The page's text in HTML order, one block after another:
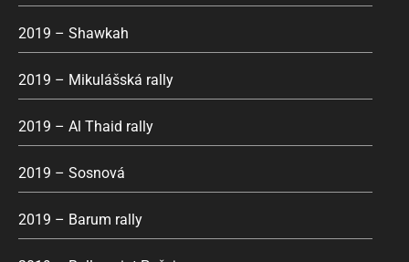
2019 – Shawkah
2019 – Mikulášská rally
2019 – Al Thaid rally
2019 – Sosnová
2019 – Barum rally